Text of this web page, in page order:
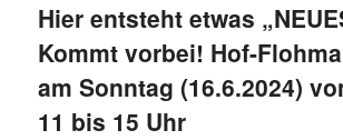
Hier entsteht etwas
Kommt vorbei! Hof-
am Sonntag (16.6.2024)
11 bis 15 Uhr